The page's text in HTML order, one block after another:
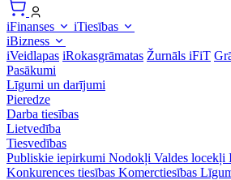
iFinanses
iTiesības
iBizness
iVeidlapas iRokasgrāmatas Žurnāls iFiT
Pasākumi
Līgumi un darījumi
Pieredze
Darba tiesības
Lietvedība
Tiesvedības
Publiskie iepirkumi Nodokļi Valdes locekļi
Konkurences tiesības Komerctiesības